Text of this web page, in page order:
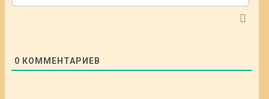
0 КОММЕНТАРИЕВ